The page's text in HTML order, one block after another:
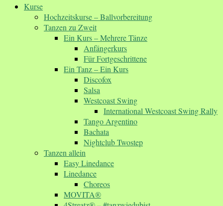
Kurse
Hochzeitskurse – Ballvorbereitung
Tanzen zu Zweit
Ein Kurs – Mehrere Tänze
Anfängerkurs
Für Fortgeschrittene
Ein Tanz – Ein Kurs
Discofox
Salsa
Westcoast Swing
International Westcoast Swing Rally
Tango Argentino
Bachata
Nightclub Twostep
Tanzen allein
Easy Linedance
Linedance
Choreos
MOVITA®